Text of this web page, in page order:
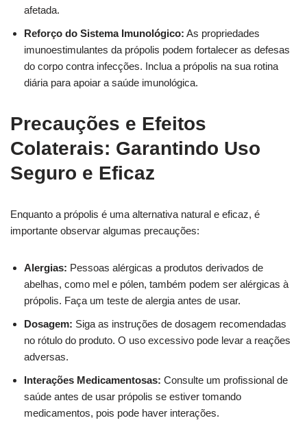
afetada.
Reforço do Sistema Imunológico: As propriedades
imunoestimulantes da própolis podem fortalecer as defesas
do corpo contra infecções. Inclua a própolis na sua rotina
diária para apoiar a saúde imunológica.
Precauções e Efeitos
Colaterais: Garantindo Uso
Seguro e Eficaz
Enquanto a própolis é uma alternativa natural e eficaz, é
importante observar algumas precauções:
Alergias: Pessoas alérgicas a produtos derivados de
abelhas, como mel e pólen, também podem ser alérgicas à
própolis. Faça um teste de alergia antes de usar.
Dosagem: Siga as instruções de dosagem recomendadas
no rótulo do produto. O uso excessivo pode levar a reações
adversas.
Interações Medicamentosas: Consulte um profissional de
saúde antes de usar própolis se estiver tomando
medicamentos, pois pode haver interações.